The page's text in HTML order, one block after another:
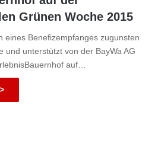
Grünen Woche 2015
eines Benefizempfanges zugunsten
und unterstützt von der BayWa AG
auf…